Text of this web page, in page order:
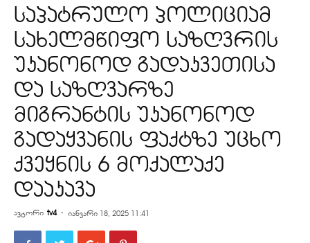
საპატრულო პოლიციამ
სახელმწიფო საზღვრის
უკანონოდ გადაკვეთისა
და საზღვარზე
მიგრანტის უკანონოდ
გადაყვანის ფაქტზე უცხო
ქვეყნის 6 მოქალაქე
დააკავა
ავტორი tv4 - იანვარი 18, 2025 11:41